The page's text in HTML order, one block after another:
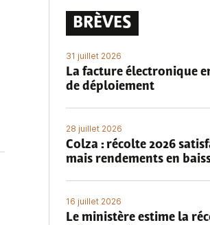
BRÈVES
31 juillet 2026
La facture électronique
de déploiement
28 juillet 2026
Colza : récolte 2026
mais rendements en
16 juillet 2026
Le ministère estime la